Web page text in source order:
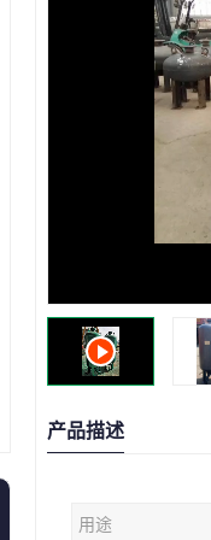
产品描述
用途